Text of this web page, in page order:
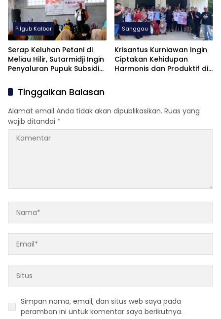
Pilgub Kalbar
Serap Keluhan Petani di
Meliau Hilir, Sutarmidji Ingin
Penyaluran Pupuk Subsidi
Sanggau
Krisantus Kurniawan Ingin
Ciptakan Kehidupan
Harmonis dan Produktif di
Tinggalkan Balasan
Alamat email Anda tidak akan dipublikasikan. Ruas yang
wajib ditandai *
Simpan nama, email, dan situs web saya pada
peramban ini untuk komentar saya berikutnya.